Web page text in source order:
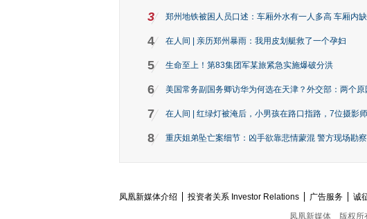
3 郑州地铁被困人员口述：车厢外水有一人多高 车厢内
4 在人间 | 亲历郑州暴雨：我用皮划艇救了一个孕妇
5 生命至上！第83集团军某旅紧急实施爆破分洪
6 美国常务副国务卿访华为何选在天津？外交部：两个原
7 在人间 | 红绿灯被淹后，小男孩在路口指路，7位摄影
8 重庆姐弟坠亡案细节：凶手欲靠悲情蒙混 警方现场勘
凤凰新媒体介绍 投资者关系 Investor Relations 广告服务 诚
凤凰新媒体
版权所